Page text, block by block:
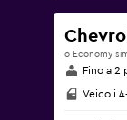
o Economy
Fino a 2
Veicoli